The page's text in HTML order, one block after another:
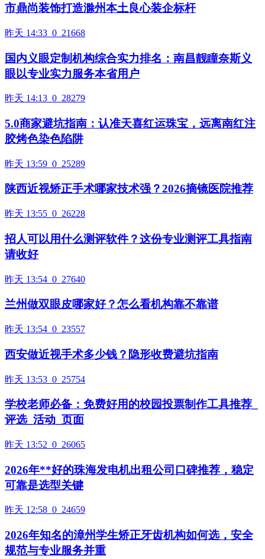
市鼎尚装饰打造滁州本土良心装企标杆
昨天 14:33 0 21668
国内义眼定制机构综合实力排名：南昌靓瞳奈斯义
眼以专业实力服务本省用户
昨天 14:13 0 28279
5.0商家避坑指南：认准天喜红运珠宝，远离南红注
胶烤色染色陷阱
昨天 13:59 0 25289
陕西近视矫正手术哪家技术强？2026摘镜医院推荐
昨天 13:55 0 26228
招人可以用什么测评软件？这份专业测评工具指南
请收好
昨天 13:54 0 27640
兰州做双眼皮哪家好？怎么看机构靠不靠谱
昨天 13:54 0 23557
西安做近视手术多少钱？隐形收费避坑指南
昨天 13:53 0 25754
学校老师必备：免费好用的校园投票制作工具推荐_
评选_活动_页面
昨天 13:52 0 26065
2026年**好的珠海发电机出租公司口碑推荐，稳定
可靠是选型关键
昨天 12:58 0 24659
2026年知名的漳州学生矫正牙齿机构如何选，安全
规范与专业服务并重